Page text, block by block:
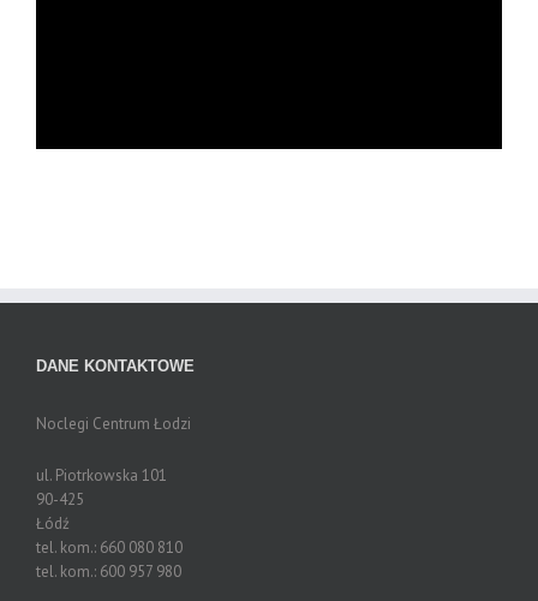
DANE KONTAKTOWE
Noclegi Centrum Łodzi
ul. Piotrkowska 101
90-425
Łódź
tel. kom.: 660 080 810
tel. kom.: 600 957 980